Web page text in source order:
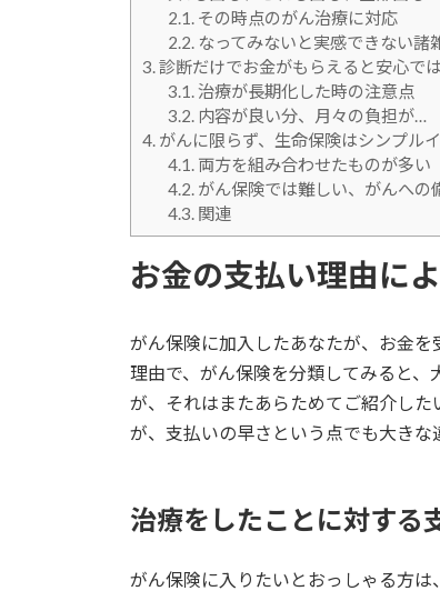
2.1.その時点のがん治療に対応
2.2.なってみないと実感できない諸
3.診断だけでお金がもらえると安心で
3.1.治療が長期化した時の注意点
3.2.内容が良い分、月々の負担が…
4. がんに限らず、生命保険はシンプル
4.1.両方を組み合わせたものが多い
4.2.がん保険では難しい、がんへの
4.3.関連
お金の支払い理由に
がん保険に加入したあなたが、お金
理由で、がん保険を分類してみると
が、それはまたあらためてご紹介し
が、支払いの早さという点でも大きな
治療をしたことに対する
がん保険に入りたいとおっしゃる方